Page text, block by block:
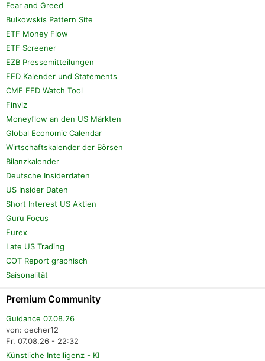
Fear and Greed
Bulkowskis Pattern Site
ETF Money Flow
ETF Screener
EZB Pressemitteilungen
FED Kalender und Statements
CME FED Watch Tool
Finviz
Moneyflow an den US Märkten
Global Economic Calendar
Wirtschaftskalender der Börsen
Bilanzkalender
Deutsche Insiderdaten
US Insider Daten
Short Interest US Aktien
Guru Focus
Eurex
Late US Trading
COT Report graphisch
Saisonalität
Premium Community
Guidance 07.08.26
von: oecher12
Fr. 07.08.26 - 22:32
Künstliche Intelligenz - KI